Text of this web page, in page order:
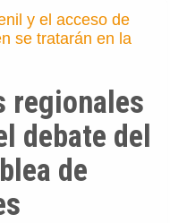
y el acceso de
se tratarán en la
regionales
debate del
de